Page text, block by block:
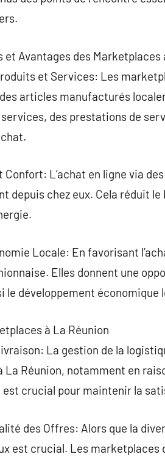
Avantages des Marketplaces
et Services: Les
articles manufacturés
services, des prestations de
L’achat en ligne via
depuis chez eux. Cela réduit
Locale: En favorisant
Elles donnent une
le développement économique
à La Réunion
La gestion de la
Réunion, notamment en
est crucial pour maintenir la
des Offres: Alors que la
est crucial. Les